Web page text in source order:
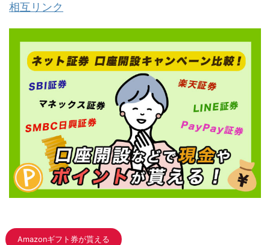
相互リンク
Amazonギフト券が貰える